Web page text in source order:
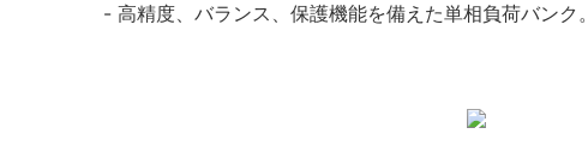
- 高精度、バランス、保護機能を備えた単相負荷バンク。